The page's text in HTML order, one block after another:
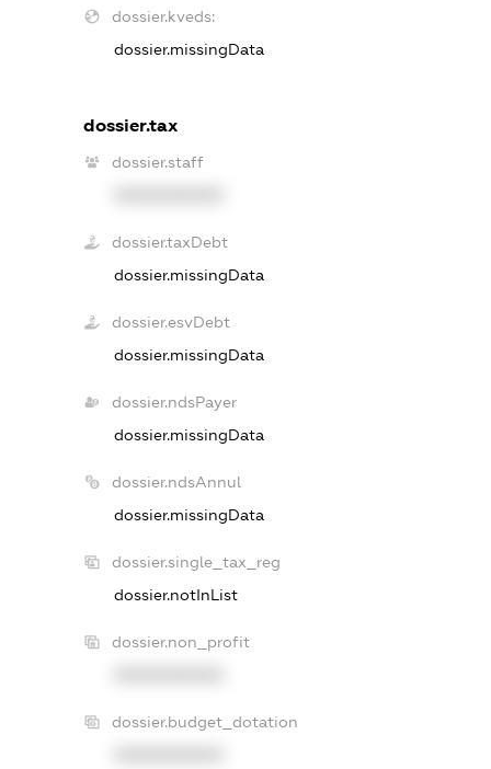
dossier.kveds:
dossier.missingData
dossier.tax
dossier.staff
dossier.taxDebt
dossier.missingData
dossier.esvDebt
dossier.missingData
dossier.ndsPayer
dossier.missingData
dossier.ndsAnnul
dossier.missingData
dossier.single_tax_reg
dossier.notInList
dossier.non_profit
dossier.budget_dotation